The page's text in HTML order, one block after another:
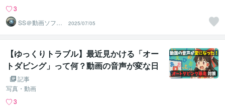
3
SS＠動画ソフト
ウェアエンジニ
ア
2025/07/05
【ゆっくりトラブル】最近見かける「オー
トダビング」って何？動画の音声が変な日
本語になった時の対処法を解説します
記事
写真・動画
3